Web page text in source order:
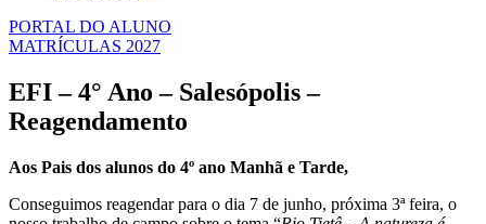
PORTAL DO ALUNO
MATRÍCULAS 2027
EFI – 4° Ano – Salesópolis –
Reagendamento
Aos Pais dos alunos do 4º ano Manhã e Tarde,
Conseguimos reagendar para o dia 7 de junho, próxima 3ª feira, o